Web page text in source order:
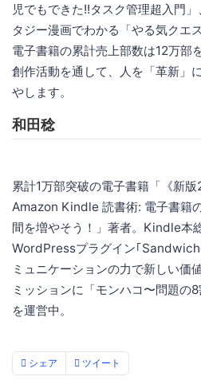
児でもできた!!タスク管理超入門
タジー漫画でわかる「やる気クエ
電子書籍の累計売上部数は12万部
創作活動を通して、人を「革新」
やします。
和田稔
累計1万部突破の電子書籍「《新
Amazon Kindle 読書術: 電子書籍
間を増やそう！」著者。Kindle本
WordPressプラグイン｢
ミュニケーションの力で新しい価
ミッションに「モンハコ〜問題の
を運営中。
シェア ツイート